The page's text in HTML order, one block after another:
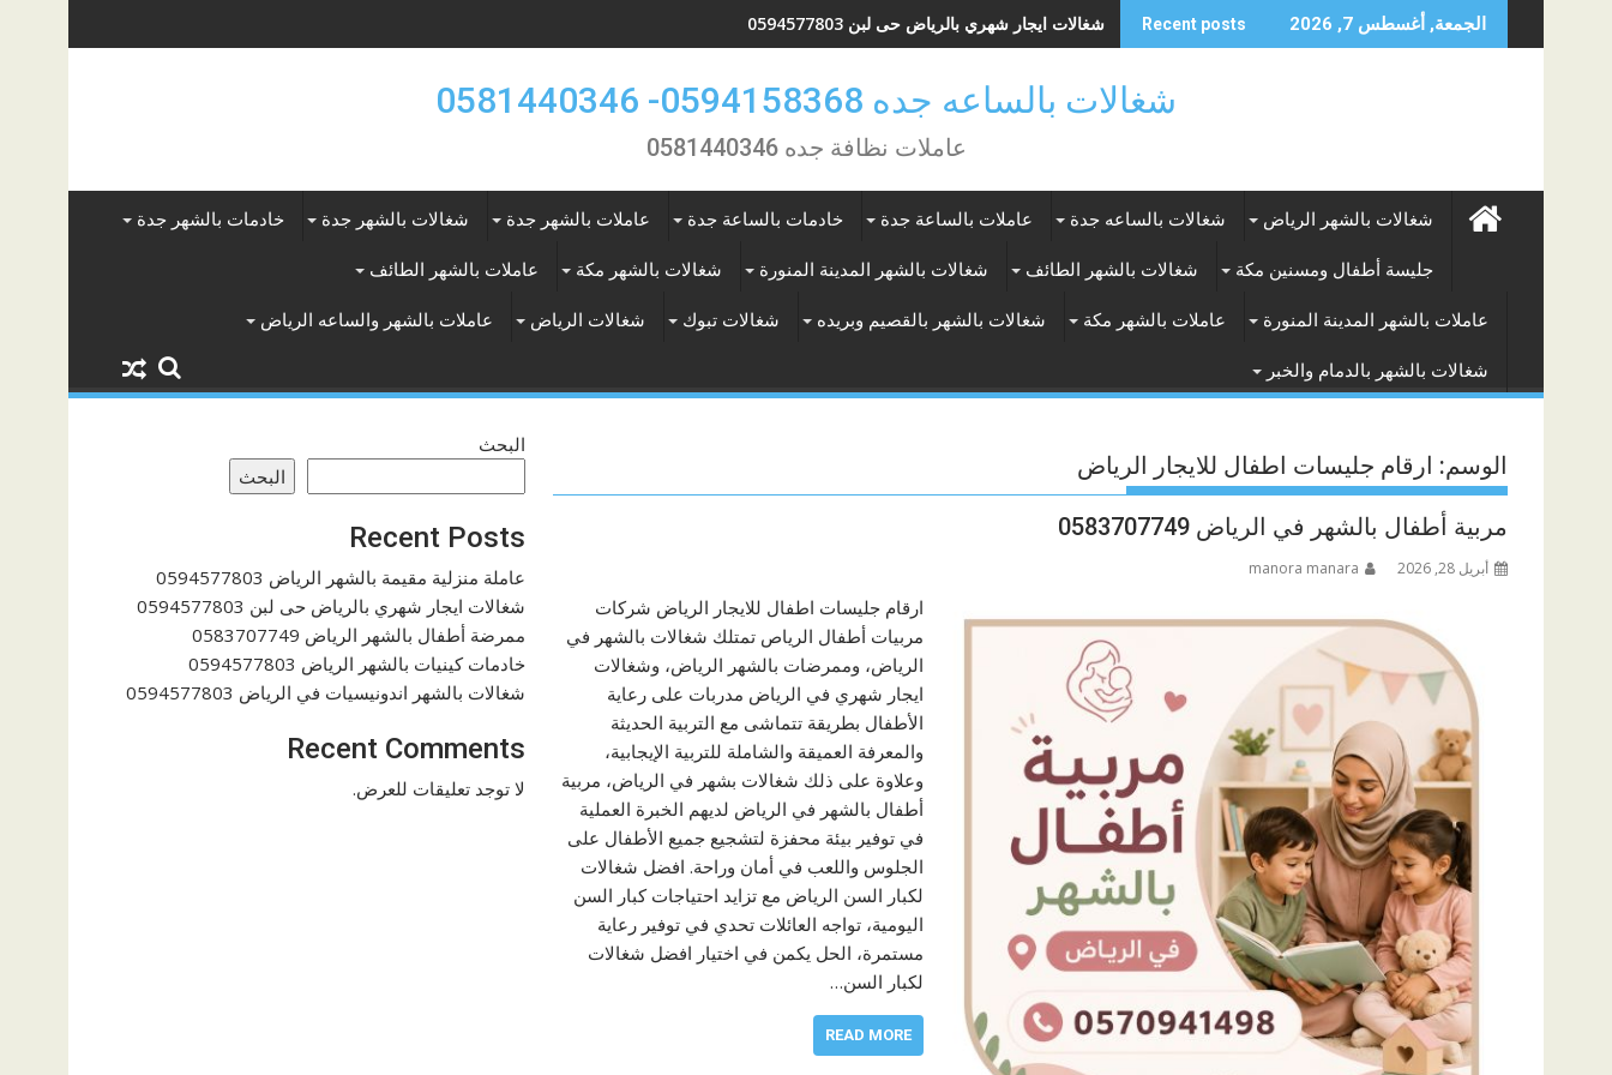
to
الجمعة, أغسطس 7, 2026 Recent posts شغالات ايجار شهري بالرياض حى لبن 0594577803
شغالات بالساعه جده 0594158368- 0581440346
عاملات نظافة جده 0581440346
شغالات بالشهر الرياض شغالات بالساعه جدة عاملات بالساعة جدة خادمات بالساعة جدة عاملات بالشهر جدة شغالات بالشهر جدة خادمات بالشهر جدة
جليسة أطفال ومسنين مكة شغالات بالشهر الطائف شغالات بالشهر المدينة المنورة شغالات بالشهر مكة عاملات بالشهر الطائف
عاملات بالشهر المدينة المنورة عاملات بالشهر مكة شغالات بالشهر بالقصيم وبريده شغالات تبوك شغالات الرياض عاملات بالشهر والساعه الرياض
شغالات بالشهر بالدمام والخبر
الوسم: ارقام جليسات اطفال للايجار الرياض
مربية أطفال بالشهر في الرياض 0583707749
أبريل 28, 2026 manora manara
ارقام جليسات اطفال للايجار الرياض شركات
مربيات أطفال الرياص تمتلك شغالات بالشهر في
الرياض، وممرضات بالشهر الرياض، وشغالات
ايجار شهري في الرياض مدربات على رعاية
الأطفال بطريقة تتماشى مع التربية الحديثة
والمعرفة العميقة والشاملة للتربية الإيجابية،
وعلاوة على ذلك شغالات بشهر في الرياض، مربية
أطفال بالشهر في الرياض لديهم الخبرة العملية
في توفير بيئة محفزة لتشجيع جميع الأطفال على
الجلوس واللعب في أمان وراحة. افضل شغالات
لكبار السن الرياض مع تزايد احتياجات كبار السن
اليومية، تواجه العائلات تحدي في توفير رعاية
مستمرة، الحل يكمن في اختيار افضل شغالات
لكبار السن…
READ MORE
البحث
البحث
Recent Posts
عاملة منزلية مقيمة بالشهر الرياض 0594577803
شغالات ايجار شهري بالرياض حى لبن 0594577803
ممرضة أطفال بالشهر الرياض 0583707749
خادمات كينيات بالشهر الرياض 0594577803
شغالات بالشهر اندونيسيات في الرياض 0594577803
Recent Comments
لا توجد تعليقات للعرض.